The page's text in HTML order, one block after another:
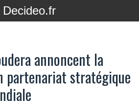
Decideo.fr
annoncent la
partenariat stratégique